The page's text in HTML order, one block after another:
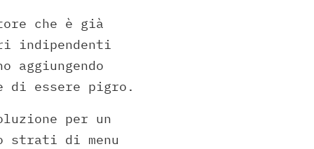
che è già
indipendenti
aggiungendo
di essere pigro.
per un
strati di menu